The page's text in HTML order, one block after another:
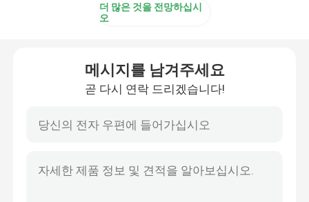
직물 염색 기계
나염기
건조 기계를 쓰러뜨리세요
더 많은 것을 전망하십시
오
메시지를 남겨주세요
곧 다시 연락 드리겠습니다!